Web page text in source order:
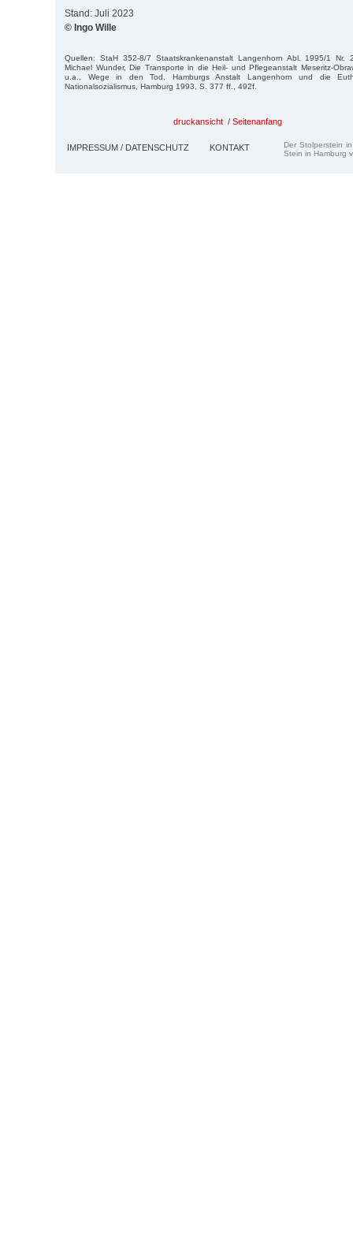
Stand: Juli 2023
© Ingo Wille
Quellen: StaH 352-8/7 Staatskrankenanstalt Langenhorn Abl. 1995/1 Nr.
Michael Wunder, Die Transporte in die Heil- und Pflegeanstalt Meseritz-
u.a., Wege in den Tod, Hamburgs Anstalt Langenhorn und die
Nationalsozialismus, Hamburg 1993, S. 377 ff., 492f.
druckansicht / Seitenanfang
IMPRESSUM / DATENSCHUTZ KONTAKT
Der Stolperstein
Stein in Hamburg